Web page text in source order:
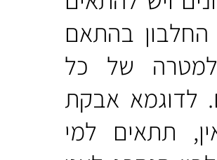
בהתאם
של כל
לדוגמא אבקת
תתאים למי